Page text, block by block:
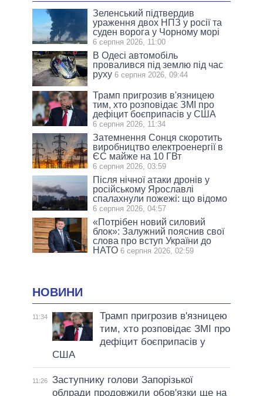
Зеленський підтвердив
ураження двох НПЗ у росії та
суден ворога у Чорному морі
6 серпня 2026, 11:00
В Одесі автомобіль
провалився під землю під час
руху 6 серпня 2026, 09:44
Трамп пригрозив в'язницею
тим, хто розповідає ЗМІ про
дефіцит боєприпасів у США
6 серпня 2026, 11:34
Затемнення Сонця скоротить
виробництво електроенергії в
ЄС майже на 10 ГВт
6 серпня 2026, 03:59
Після нічної атаки дронів у
російському Ярославлі
спалахнули пожежі: що відомо
6 серпня 2026, 04:57
«Потрібен новий силовий
блок»: Залужний пояснив свої
слова про вступ України до
НАТО 6 серпня 2026, 02:59
НОВИНИ
11:34
Трамп пригрозив в'язницею
тим, хто розповідає ЗМІ про
дефіцит боєприпасів у
США
11:26
Заступнику голови Запорізької
облради продовжили обов'язки ще на